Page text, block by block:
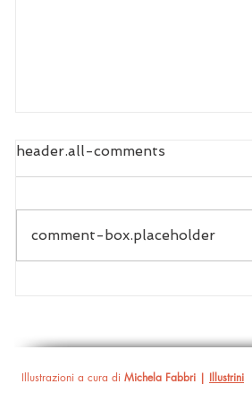
header.all-comments
comment-box.placeholder
Illustrazioni a cura di Michela Fabbri | Illustrini